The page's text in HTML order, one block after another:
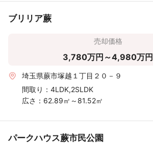
ブリリア蕨
売却価格
3,780万円～4,980万円
埼玉県蕨市塚越１丁目２０－９
間取り： 4LDK,2SLDK
広さ： 62.89㎡～81.52㎡
パークハウス蕨市民公園